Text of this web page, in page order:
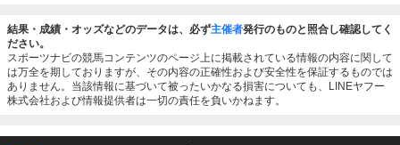
結果・成績・オッズなどのデータは、必ず主催者発行のものと照合し確認してく
ださい。
スポーツナビの競馬コンテンツのページ上に掲載されている情報の内容に関して
は万全を期しておりますが、その内容の正確性および安全性を保証するものでは
ありません。当該情報に基づいて被ったいかなる損害についても、LINEヤフー
株式会社および情報提供者は一切の責任を負いかねます。